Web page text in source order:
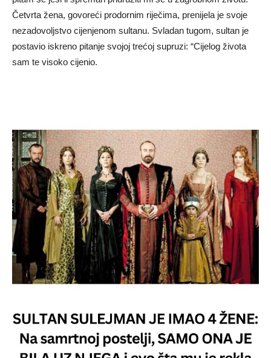
Četvrta žena, govoreći prodornim riječima, prenijela je svoje
nezadovoljstvo cijenjenom sultanu. Svladan tugom, sultan je
postavio iskreno pitanje svojoj trećoj supruzi: “Cijelog života
sam te visoko cijenio.